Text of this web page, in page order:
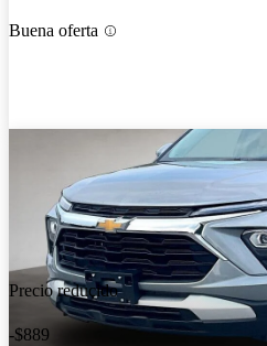
Buena oferta
Precio reducido
-$889